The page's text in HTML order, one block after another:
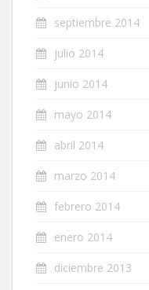
septiembre 2014
julio 2014
junio 2014
mayo 2014
abril 2014
marzo 2014
febrero 2014
enero 2014
diciembre 2013